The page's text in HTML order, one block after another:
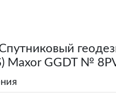
Maxor GGDT №